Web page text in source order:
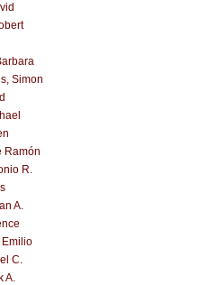
Simon
Ramón
R.
A.
Emilio
C.
A.